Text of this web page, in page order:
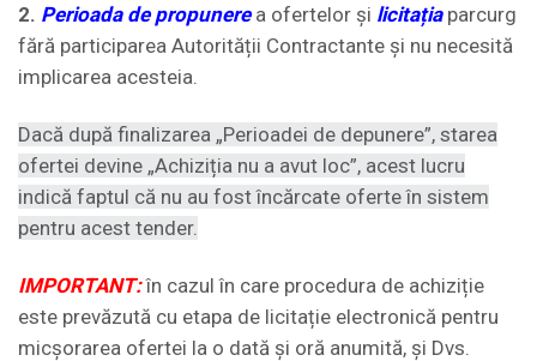
2. Perioada de propunerea ofertelor și licitația parcurg
fără participarea Autorității Contractante și nu necesită
implicarea acesteia.
Dacă după finalizarea „Perioadei de depunere”, starea
ofertei devine „Achiziția nu a avut loc”, acest lucru
indică faptul că nu au fost încărcate oferte în sistem
pentru acest tender.
IMPORTANT: în cazul în care procedura de achiziție
este prevăzută cu etapa de licitație electronică pentru
micșorarea ofertei la o dată și oră anumită, și Dvs.